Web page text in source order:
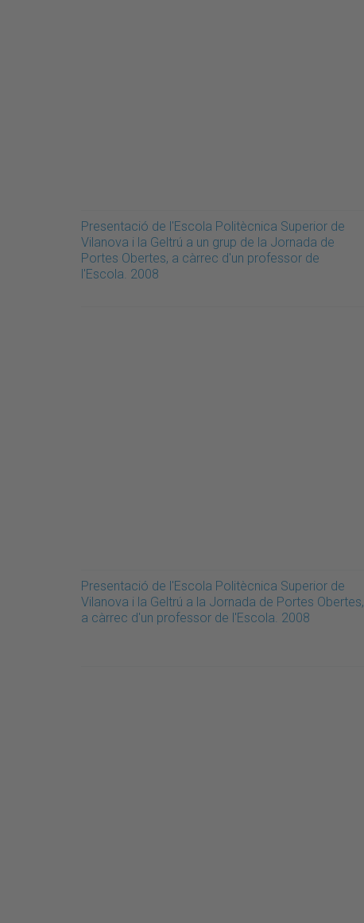
Presentació de l'Escola Politècnica Superior de
Vilanova i la Geltrú a un grup de la Jornada de
Portes Obertes, a càrrec d'un professor de
l'Escola. 2008
Presentació de l'Escola Politècnica Superior de
Vilanova i la Geltrú a la Jornada de Portes Obertes,
a càrrec d'un professor de l'Escola. 2008